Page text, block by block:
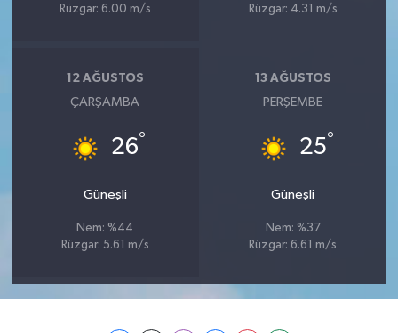
Rüzgar: 6.00 m/s
Rüzgar: 4.31 m/s
12 AĞUSTOS
ÇARŞAMBA
26°
Güneşli
Nem: %44
Rüzgar: 5.61 m/s
13 AĞUSTOS
PERŞEMBE
25°
Güneşli
Nem: %37
Rüzgar: 6.61 m/s